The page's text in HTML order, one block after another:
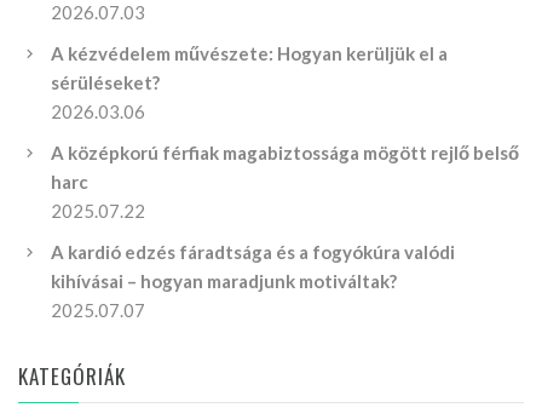
2026.07.03
A kézvédelem művészete: Hogyan kerüljük el a
sérüléseket?
2026.03.06
A középkorú férfiak magabiztossága mögött rejlő belső
harc
2025.07.22
A kardió edzés fáradtsága és a fogyókúra valódi
kihívásai – hogyan maradjunk motiváltak?
2025.07.07
KATEGÓRIÁK